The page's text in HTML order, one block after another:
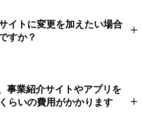
イトに変更を加えたい場合
すか？
事業紹介サイトやアプリを
らいの費用がかかります